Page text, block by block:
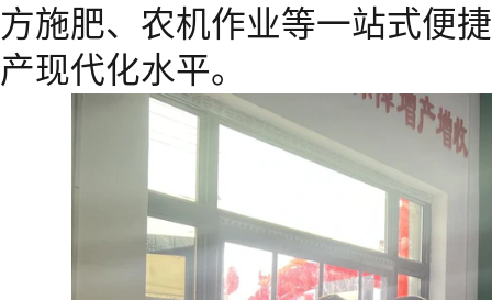
方施肥、农机作业等一站式便
产现代化水平。